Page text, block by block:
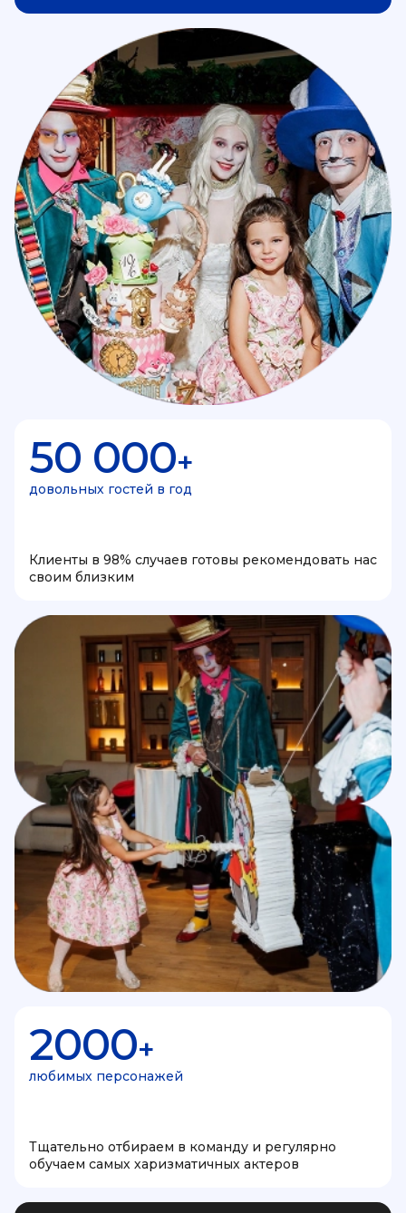
50 000+
довольных гостей в год
Клиенты в 98% случаев готовы рекомендовать нас
своим близким
2000+
любимых персонажей
Тщательно отбираем в команду и регулярно
обучаем самых харизматичных актеров